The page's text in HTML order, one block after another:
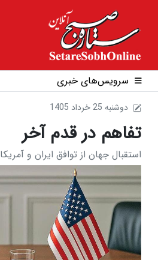
سرویس‌های خبری
1405 دوشنبه 25 خرداد
تفاهم در قدم آخر
استقبال جهان از توافق ایران و آمریکا